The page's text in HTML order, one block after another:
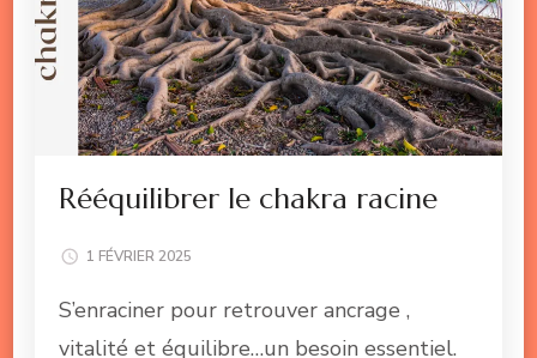
Rééquilibrer le chakra racine
1 FÉVRIER 2025
S’enraciner pour retrouver ancrage ,
vitalité et équilibre…un besoin essentiel.